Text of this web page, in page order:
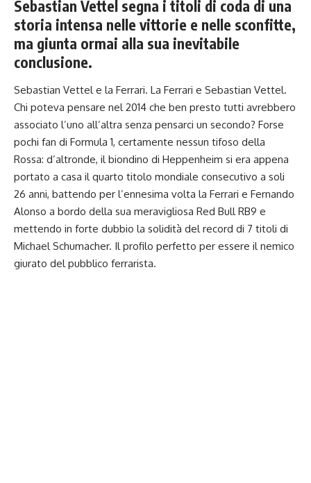
Sebastian Vettel segna i titoli di coda di una
storia intensa nelle vittorie e nelle sconfitte,
ma giunta ormai alla sua inevitabile
conclusione.
Sebastian Vettel e la Ferrari. La Ferrari e Sebastian Vettel.
Chi poteva pensare nel 2014 che ben presto tutti avrebbero
associato l’uno all’altra senza pensarci un secondo? Forse
pochi fan di Formula 1, certamente nessun tifoso della
Rossa: d’altronde, il biondino di Heppenheim si era appena
portato a casa il quarto titolo mondiale consecutivo a soli
26 anni, battendo per l’ennesima volta la Ferrari e Fernando
Alonso a bordo della sua meravigliosa Red Bull RB9 e
mettendo in forte dubbio la solidità del record di 7 titoli di
Michael Schumacher. Il profilo perfetto per essere il nemico
giurato del pubblico ferrarista.